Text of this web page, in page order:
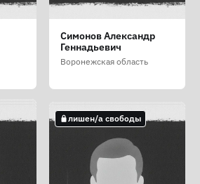
Савенюк Михаил
Петрович
Воронежская область
Симонов Александр
Геннадьевич
Воронежская область
лишен/а свободы
лишен/а свободы